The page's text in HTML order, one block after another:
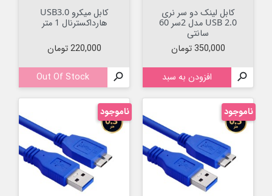
کابل لینک دو سر نری
USB 2.0 مدل 2سر 60
سانتی
قیمت
350,000 تومان
 افزودن به سبد
کابل میکرو USB3.0
هارداکسترنال 1 متر
قیمت
220,000 تومان

Out Of Stock
ناموجود ناموجود